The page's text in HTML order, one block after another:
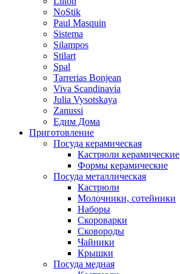
NoStik
Paul Masquin
Sistema
Silampos
Stilart
Spal
Tarrerias Bonjean
Viva Scandinavia
Julia Vysotskaya
Zanussi
Едим Дома
Приготовление
Посуда керамическая
Кастрюли керамические
Формы керамические
Посуда металлическая
Кастрюли
Молочники, сотейники
Наборы
Скороварки
Сковороды
Чайники
Крышки
Посуда медная